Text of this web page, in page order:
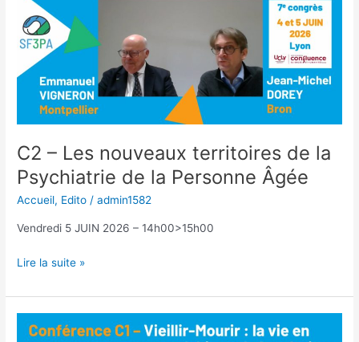
C2 – Les nouveaux territoires de la
Psychiatrie de la Personne Âgée
Accueil, Edito /admin1582
Vendredi 5 JUIN 2026 – 14h00>15h00
C2
Les
nouveaux
territoires
Lire la suite »